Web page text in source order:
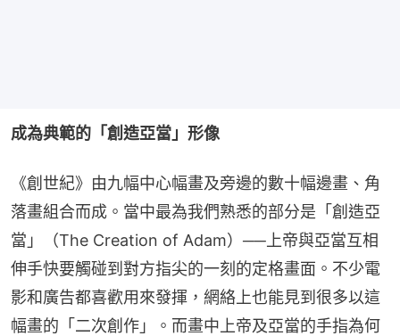
成為典範的「創造亞當」形像
《創世紀》由九幅中心幅畫及旁邊的數十幅邊畫、角
落畫組合而成。當中最為我們熟悉的部分是「創造亞
當」（The Creation of Adam）──上帝與亞當互相
伸手快要觸碰到對方指尖的一刻的定格畫面。不少電
影和廣告都喜歡用來發揮，網絡上也能見到很多以這
幅畫的「二次創作」。而畫中上帝及亞當的手指為何